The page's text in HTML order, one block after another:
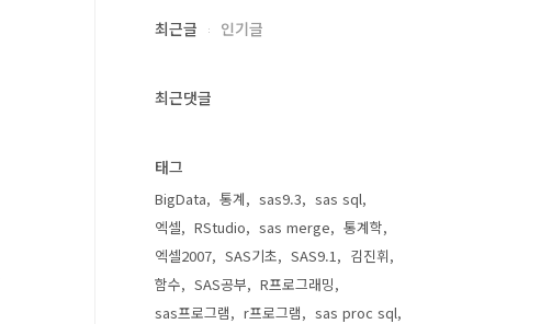
최근글 인기글
최근댓글
태그
BigData 통계 sas9.3
sas sql
엑셀
RStudio sas merge
통계학
엑셀2007
SAS기초 SAS9.1
김진휘
함수
SAS공부
R프로그래밍
sas프로그램
r프로그램
sas proc sql